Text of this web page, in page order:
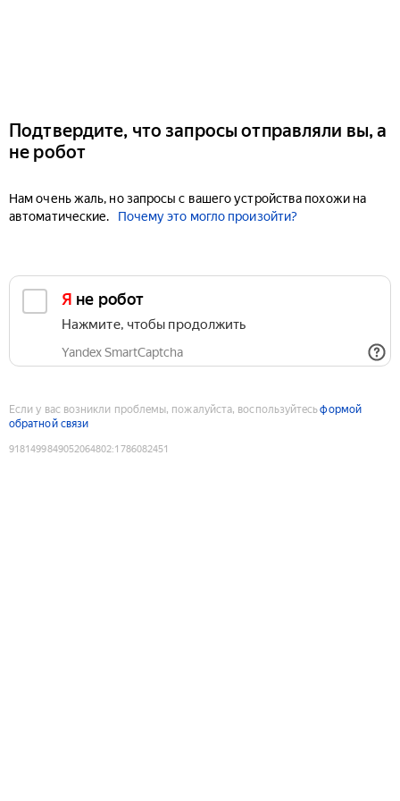
Подтвердите, что запросы отправляли вы, а
не робот
Нам очень жаль, но запросы с вашего устройства похожи на
автоматические.
Почему это могло произойти?
Я не робот
Нажмите, чтобы продолжить
Yandex SmartCaptcha
Если у вас возникли проблемы, пожалуйста, воспользуйтесьформой
обратной связи
9181499849052064802:1786082451